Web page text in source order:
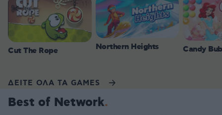
Cut The Rope Northern Heights Candy
ΔΕΙΤΕ ΟΛΑ ΤΑ GAMES
Best of Network